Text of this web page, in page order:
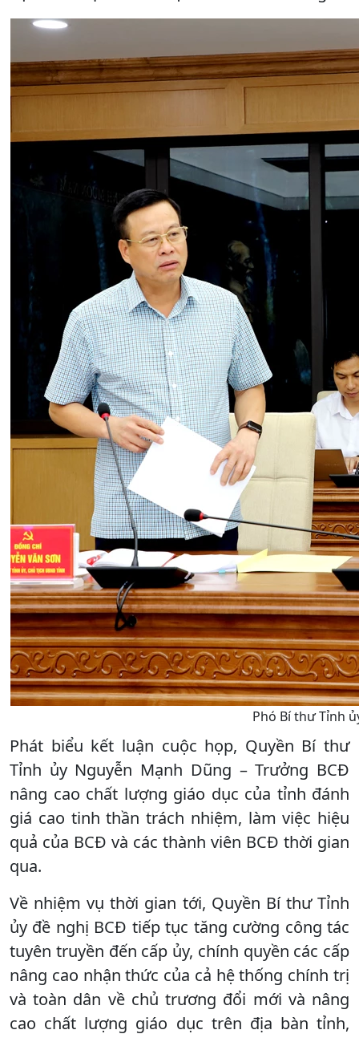
Phó Bí thư Tỉnh
Phát biểu kết luận cuộc họp, Quyền Bí thư
Tỉnh ủy Nguyễn Mạnh Dũng – Trưởng BCĐ
nâng cao chất lượng giáo dục của tỉnh đánh
giá cao tinh thần trách nhiệm, làm việc hiệu
quả của BCĐ và các thành viên BCĐ thời gian
qua.
Về nhiệm vụ thời gian tới, Quyền Bí thư Tỉnh
ủy đề nghị BCĐ tiếp tục tăng cường công tác
tuyên truyền đến cấp ủy, chính quyền các cấp
nâng cao nhận thức của cả hệ thống chính trị
và toàn dân về chủ trương đổi mới và nâng
cao chất lượng giáo dục trên địa bàn tỉnh,